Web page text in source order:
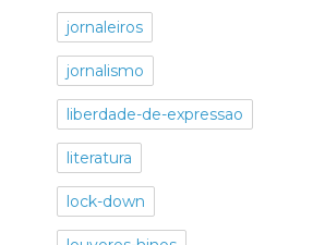
jornaleiros
jornalismo
liberdade-de-expressao
literatura
lock-down